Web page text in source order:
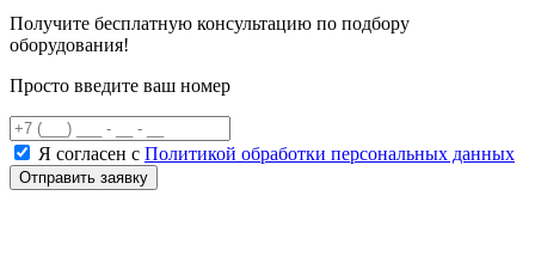
Получите бесплатную консультацию по подбору
оборудования!
Просто введите ваш номер
Я согласен с Политикой обработки персональных данных
Отправить заявку